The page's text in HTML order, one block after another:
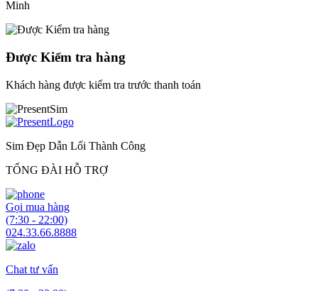
Minh
Được Kiểm tra hàng
Khách hàng được kiểm tra trước thanh toán
Sim Đẹp Dẫn Lối Thành Công
TỔNG ĐÀI HỖ TRỢ
Gọi mua hàng
(7:30 - 22:00)
024.33.66.8888
Chat tư vấn